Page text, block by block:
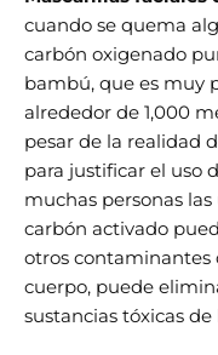
cuando se quema
carbón oxigenado
bambú, que es muy
alrededor de 1,000
pesar de la realidad
para justificar el uso
muchas personas
carbón activado
otros contaminantes
cuerpo, puede
sustancias tóxicas